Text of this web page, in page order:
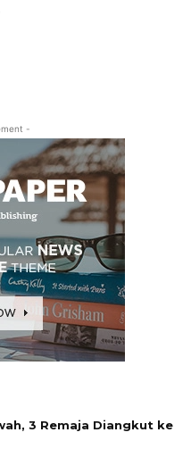
-
3 Remaja Diangkut ke